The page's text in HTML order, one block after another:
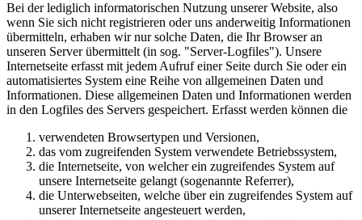
Bei der lediglich informatorischen Nutzung unserer Website, also
wenn Sie sich nicht registrieren oder uns anderweitig Informationen
übermitteln, erhaben wir nur solche Daten, die Ihr Browser an
unseren Server übermittelt (in sog. "Server-Logfiles"). Unsere
Internetseite erfasst mit jedem Aufruf einer Seite durch Sie oder ein
automatisiertes System eine Reihe von allgemeinen Daten und
Informationen. Diese allgemeinen Daten und Informationen werden
in den Logfiles des Servers gespeichert. Erfasst werden können die
verwendeten Browsertypen und Versionen,
das vom zugreifenden System verwendete Betriebssystem,
die Internetseite, von welcher ein zugreifendes System auf
unsere Internetseite gelangt (sogenannte Referrer),
die Unterwebseiten, welche über ein zugreifendes System auf
unserer Internetseite angesteuert werden,